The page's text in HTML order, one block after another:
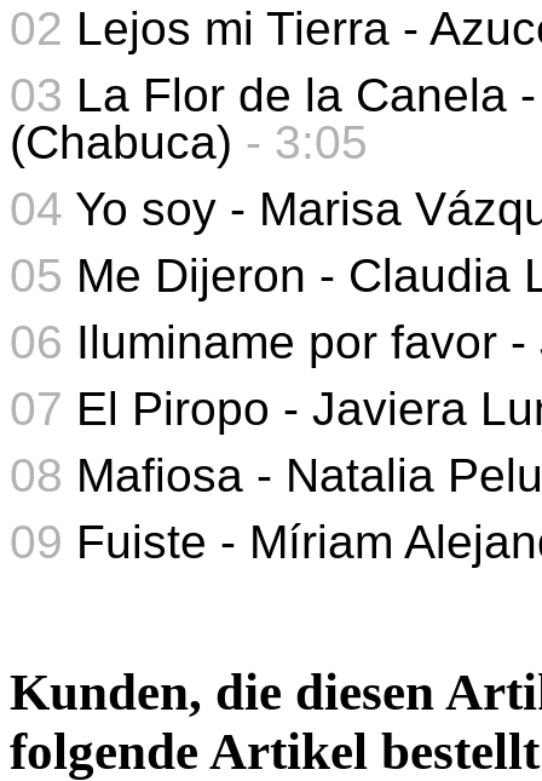
02 Lejos mi Tierra -
03 La Flor de la Canela
(Chabuca) - 3:05
04 Yo soy - Marisa
05 Me Dijeron - Claudia
06 Iluminame por favor
07 El Piropo - Javiera
08 Mafiosa - Natalia
09 Fuiste - Míriam
Kunden, die diesen
folgende Artikel